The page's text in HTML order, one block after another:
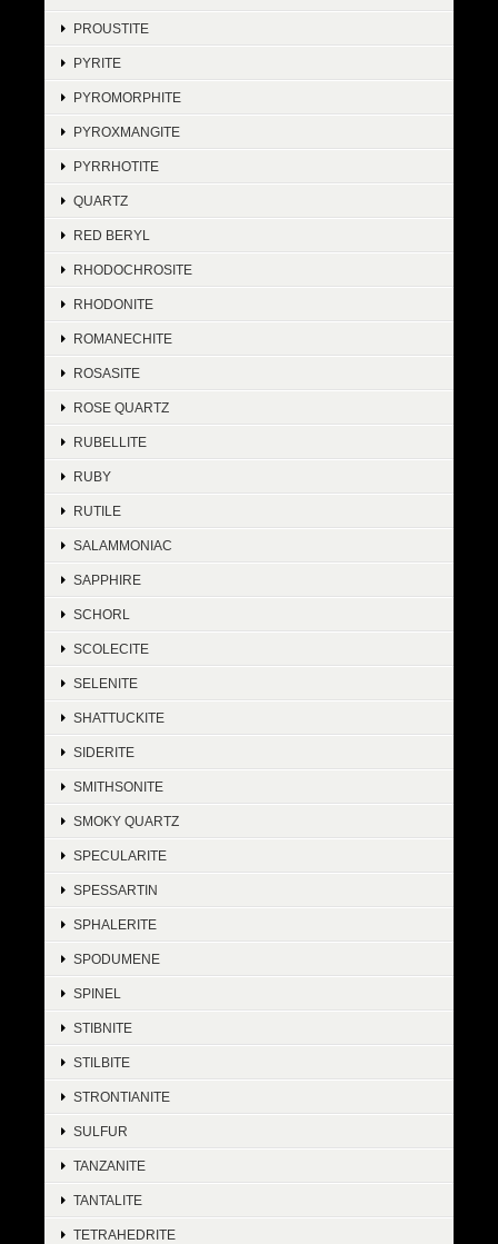
PROUSTITE
PYRITE
PYROMORPHITE
PYROXMANGITE
PYRRHOTITE
QUARTZ
RED BERYL
RHODOCHROSITE
RHODONITE
ROMANECHITE
ROSASITE
ROSE QUARTZ
RUBELLITE
RUBY
RUTILE
SALAMMONIAC
SAPPHIRE
SCHORL
SCOLECITE
SELENITE
SHATTUCKITE
SIDERITE
SMITHSONITE
SMOKY QUARTZ
SPECULARITE
SPESSARTIN
SPHALERITE
SPODUMENE
SPINEL
STIBNITE
STILBITE
STRONTIANITE
SULFUR
TANZANITE
TANTALITE
TETRAHEDRITE